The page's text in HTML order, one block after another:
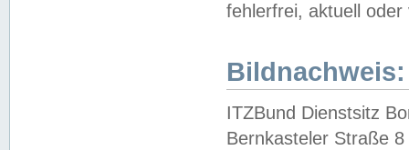
fehlerfrei, aktuell oder
Bildnachweis:
ITZBund Dienstsitz
Bernkasteler Straße 8